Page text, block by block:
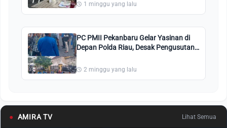
1 minggu yang lalu
PC PMII Pekanbaru Gelar Yasinan di
Depan Polda Riau, Desak Pengusutan
2 minggu yang lalu
● AMIRA TV Lihat Semua